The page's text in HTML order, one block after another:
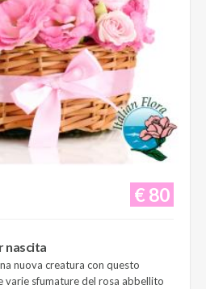
€ 80
nascita
nuova creatura con questo
varie sfumature del rosa abbellito